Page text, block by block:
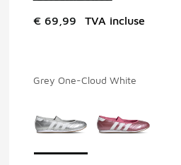
€ 69,99 TVA incluse
Grey One-Cloud White